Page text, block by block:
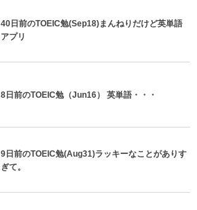
40日前のTOEIC勉(Sep18)まんねりだけど英単語
アプリ
8日前のTOEIC勉（Jun16） 英単語・・・
9日前のTOEIC勉(Aug31)ラッキーなことがありす
ぎて。